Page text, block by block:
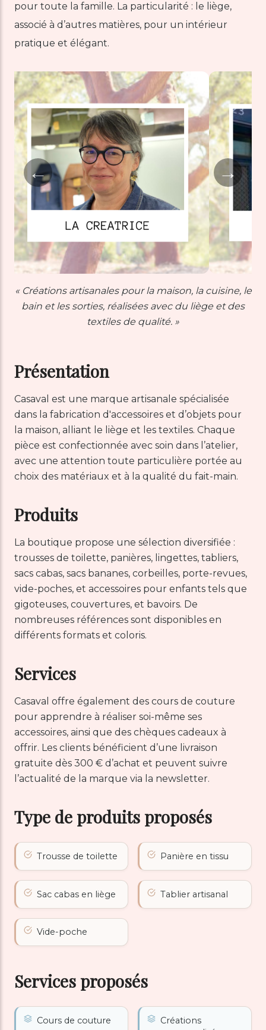
pour toute la famille. La particularité : le liège,
associé à d’autres matières, pour un intérieur
pratique et élégant.
← →
« Créations artisanales pour la maison, la cuisine, le
bain et les sorties, réalisées avec du liège et des
textiles de qualité. »
Présentation
Casaval est une marque artisanale spécialisée
dans la fabrication d'accessoires et d’objets pour
la maison, alliant le liège et les textiles. Chaque
pièce est confectionnée avec soin dans l’atelier,
avec une attention toute particulière portée au
choix des matériaux et à la qualité du fait-main.
Produits
La boutique propose une sélection diversifiée :
trousses de toilette, panières, lingettes, tabliers,
sacs cabas, sacs bananes, corbeilles, porte-revues,
vide-poches, et accessoires pour enfants tels que
gigoteuses, couvertures, et bavoirs. De
nombreuses références sont disponibles en
différents formats et coloris.
Services
Casaval offre également des cours de couture
pour apprendre à réaliser soi-même ses
accessoires, ainsi que des chèques cadeaux à
offrir. Les clients bénéficient d’une livraison
gratuite dès 300 € d’achat et peuvent suivre
l’actualité de la marque via la newsletter.
Type de produits proposés
Trousse de toilette Panière en tissu
Sac cabas en liège Tablier artisanal
Vide-poche
Services proposés
Cours de couture
Créations